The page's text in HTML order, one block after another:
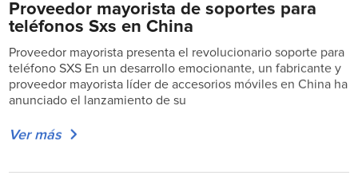
Proveedor mayorista de soportes para
teléfonos Sxs en China
Proveedor mayorista presenta el revolucionario soporte para
teléfono SXS En un desarrollo emocionante, un fabricante y
proveedor mayorista líder de accesorios móviles en China ha
anunciado el lanzamiento de su
Ver más